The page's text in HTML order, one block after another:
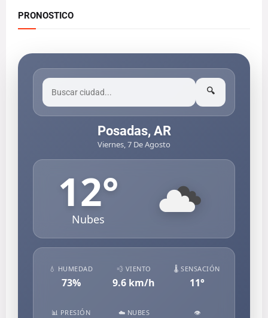
PRONOSTICO
🔍
Posadas, AR
Viernes, 7 De Agosto
12°
Nubes
💧 HUMEDAD
73%
💨 VIENTO
9.6 km/h
🌡️ SENSACIÓN
11°
📊 PRESIÓN ☁️ NUBES
👁️